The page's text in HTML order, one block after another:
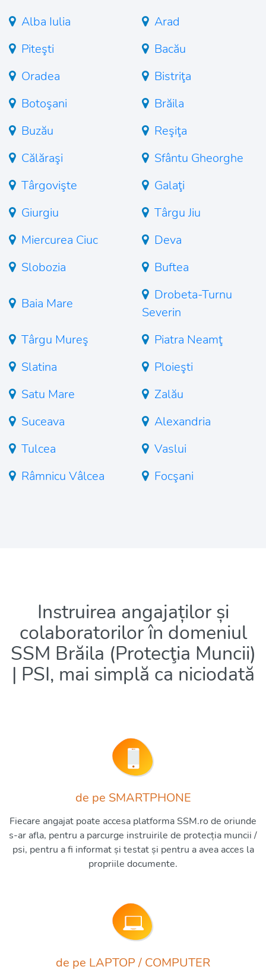
Alba Iulia
Arad
Piteşti
Bacău
Oradea
Bistriţa
Botoşani
Brăila
Buzău
Reşiţa
Călăraşi
Sfântu Gheorghe
Târgovişte
Galaţi
Giurgiu
Târgu Jiu
Miercurea Ciuc
Deva
Slobozia
Buftea
Baia Mare
Drobeta-Turnu
Severin
Târgu Mureş
Piatra Neamţ
Slatina
Ploieşti
Satu Mare
Zalău
Suceava
Alexandria
Tulcea
Vaslui
Râmnicu Vâlcea
Focşani
Instruirea angajaților și
colaboratorilor în domeniul
SSM Brăila (Protecţia Muncii)
| PSI, mai simplă ca niciodată
de pe SMARTPHONE
Fiecare angajat poate accesa platforma SSM.ro de oriunde
s-ar afla, pentru a parcurge instruirile de protecția muncii /
psi, pentru a fi informat și testat și pentru a avea acces la
propriile documente.
de pe LAPTOP / COMPUTER